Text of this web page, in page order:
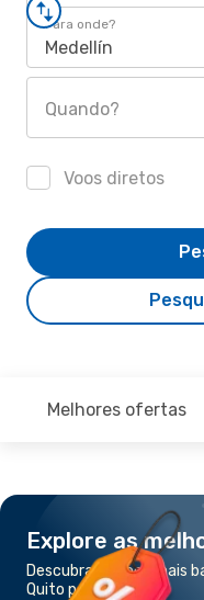
Para onde?
Medellín
Quando?
Voos diretos
Melhores ofertas
Explore as
Descubra os voos mais
Quito para Medellín